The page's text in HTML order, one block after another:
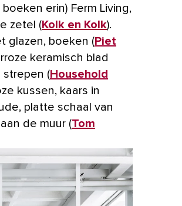
erin) Ferm Living,
zetel (Kolk en Kolk).
glazen, boeken (Piet
keramisch blad
strepen (Household
kussen, kaars in
platte schaal van
de muur (Tom